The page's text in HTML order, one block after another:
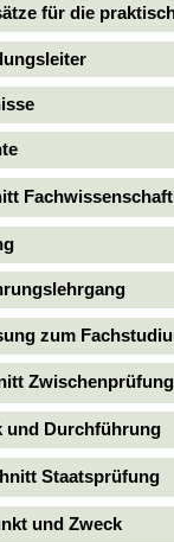
für die
zum
Zwischenprüfung
und Durchführung
Staatsprüfung
und Zweck